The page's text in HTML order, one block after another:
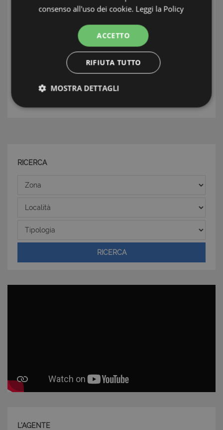
INFORMAZIONI: ISOLA D'ELBA
TAG: Case e ville, Isola d' Elba, Isola d'Elba
L'AGENTE
RICERCA
Zona
Località
Tipologia
RICERCA
L'AGENTE
consenso all'uso dei cookie. Leggi la Policy
ACCETTO
RIFIUTA TUTTO
MOSTRA DETTAGLI
Strettamente necessari e Statistiche
funzionalità del sito Web principale come l'accesso
cookie strettamente necessari.
Nome
Provider/Dominio
Scadenza